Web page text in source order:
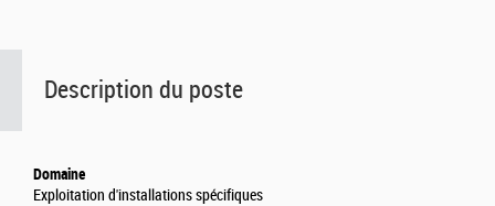
Description du poste
Domaine
Exploitation d'installations spécifiques